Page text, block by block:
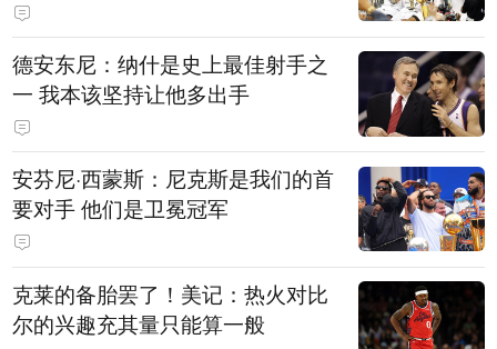
德安东尼：纳什是史上最佳射手之
一 我本该坚持让他多出手
安芬尼·西蒙斯：尼克斯是我们的首
要对手 他们是卫冕冠军
克莱的备胎罢了！美记：热火对比
尔的兴趣充其量只能算一般